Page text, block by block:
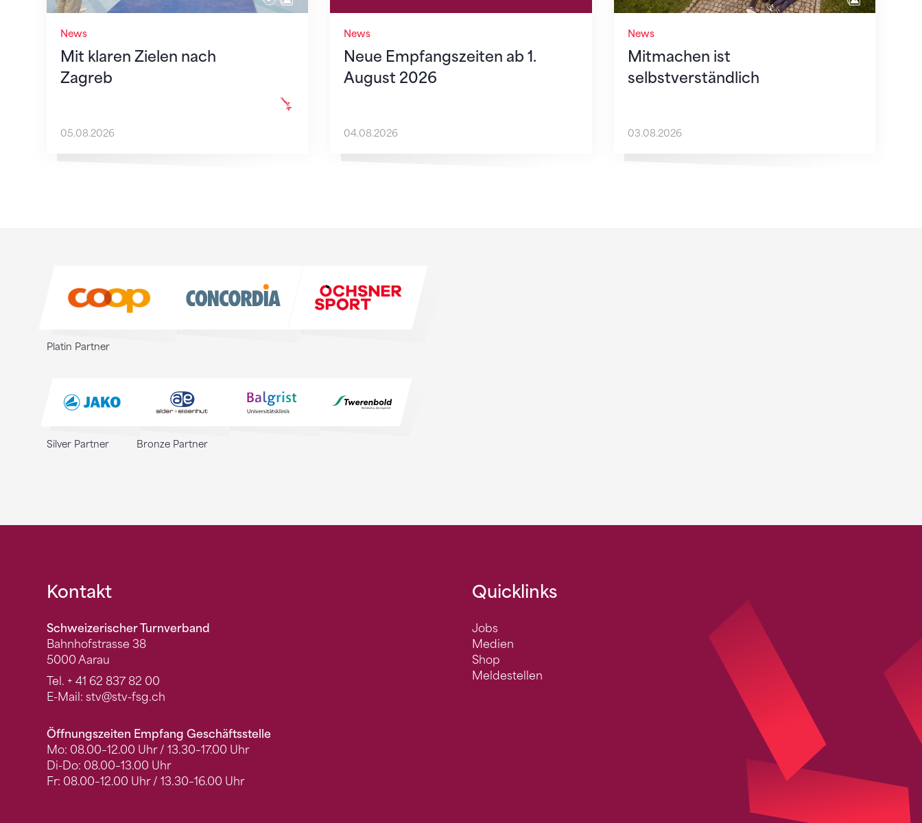
News
Mit klaren Zielen nach
Zagreb
05.08.2026
News
Neue Empfangszeiten ab 1.
August 2026
04.08.2026
News
Mitmachen ist
selbstverständlich
03.08.2026
Platin Partner
Silver Partner Bronze Partner
Fusszeile
Kontakt
Schweizerischer Turnverband
Bahnhofstrasse 38
5000 Aarau
Tel. + 41 62 837 82 00
E-Mail: stv@stv-fsg.ch
Öffnungszeiten Empfang Geschäftsstelle
Mo: 08.00–12.00 Uhr / 13.30–17.00 Uhr
Di-Do: 08.00–13.00 Uhr
Fr: 08.00–12.00 Uhr / 13.30–16.00 Uhr
Quicklinks
Jobs
Medien
Shop
Meldestellen